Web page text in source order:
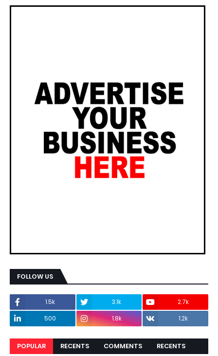
FOLLOW US
1.5k 3.1k
2.7k
500
1.8k 1.2k
POPULAR RECENTS COMMENTS RECENTS